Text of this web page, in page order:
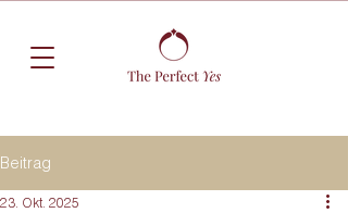
Beitrag
23. Okt. 2025